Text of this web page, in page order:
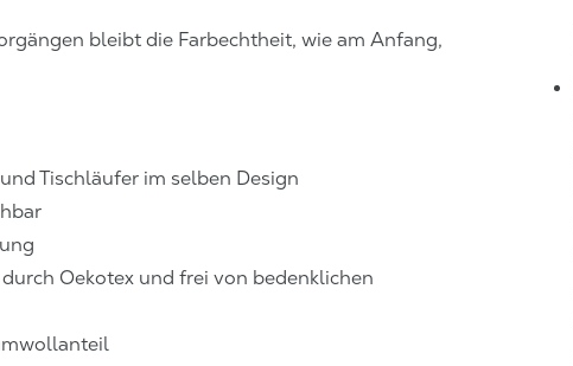
bleibt die Farbechtheit, wie am Anfang,
Tischläufer im selben Design
Oekotex und frei von bedenklichen